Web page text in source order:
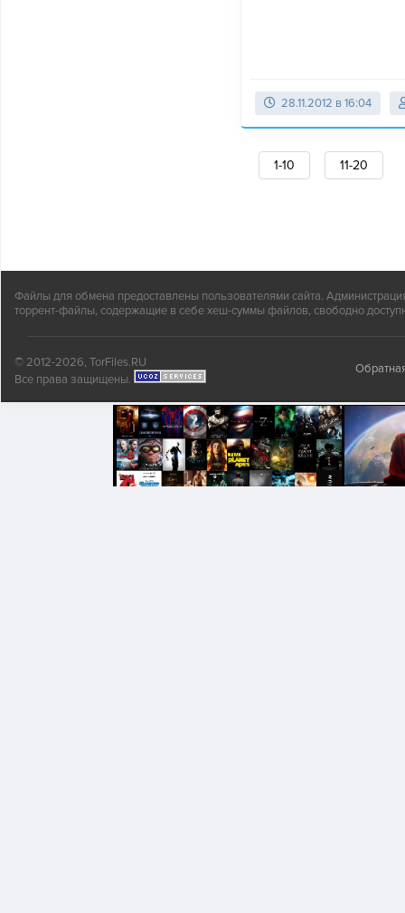
28.11.2012 в 16:04
1-10 11-20
Файлы для обмена предоставлены пользователями сайта.
торрент-файлы, содержащие в себе хеш-суммы файлов, свободно
© 2012-2026, TorFiles.RU
Все права защищены.